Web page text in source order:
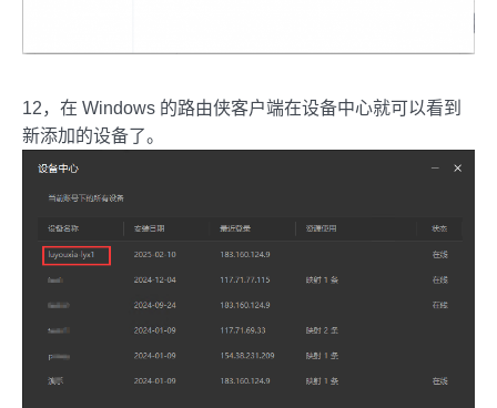
12，在 Windows 的路由侠客户端在设备中心就可以看到
新添加的设备了。